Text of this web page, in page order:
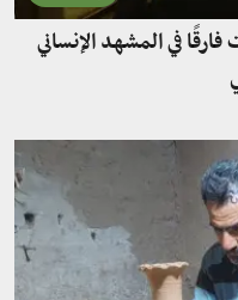
في المشهد الإنساني